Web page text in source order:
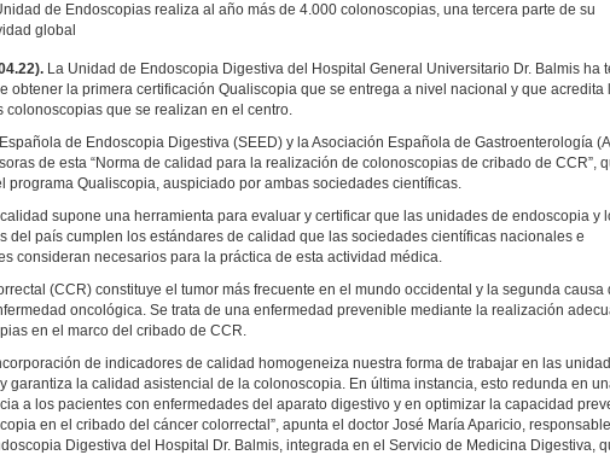
de Endoscopias realiza al año más de 4.000 colonoscopias, una tercera parte de su
global
La Unidad de Endoscopia Digestiva del Hospital General Universitario Dr. Balmis ha
obtener la primera certificación Qualiscopia que se entrega a nivel nacional y que acredita
colonoscopias que se realizan en el centro.
de Endoscopia Digestiva (SEED) y la Asociación Española de Gastroenterología
de esta “Norma de calidad para la realización de colonoscopias de cribado de CCR”,
programa Qualiscopia, auspiciado por ambas sociedades científicas.
supone una herramienta para evaluar y certificar que las unidades de endoscopia y
del país cumplen los estándares de calidad que las sociedades científicas nacionales e
consideran necesarios para la práctica de esta actividad médica.
(CCR) constituye el tumor más frecuente en el mundo occidental y la segunda causa
oncológica. Se trata de una enfermedad prevenible mediante la realización
en el marco del cribado de CCR.
de indicadores de calidad homogeneiza nuestra forma de trabajar en las
garantiza la calidad asistencial de la colonoscopia. En última instancia, esto redunda en
a los pacientes con enfermedades del aparato digestivo y en optimizar la capacidad
en el cribado del cáncer colorrectal”, apunta el doctor José María Aparicio,
Digestiva del Hospital Dr. Balmis, integrada en el Servicio de Medicina Digestiva,